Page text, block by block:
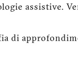
assistive.
di